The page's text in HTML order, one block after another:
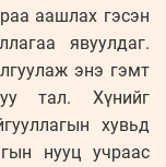
аашлах гэсэн
явуулдаг.
энэ гэмт
тал. Хүнийг
хувьд
нууц учраас